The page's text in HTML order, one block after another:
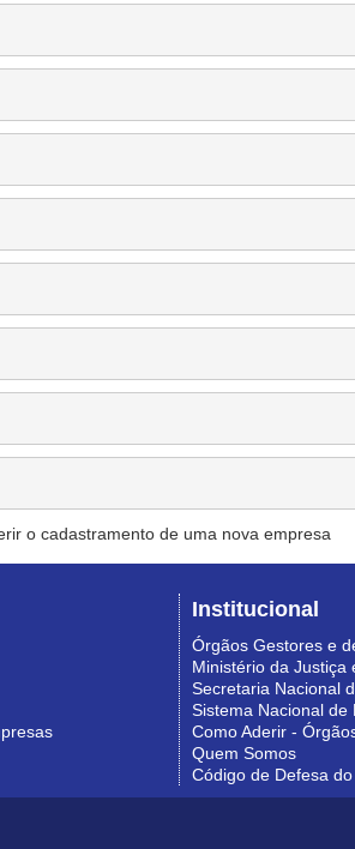
o cadastramento de uma nova empresa
Institucional
Órgãos Gestores e
Ministério da Justiça
Secretaria Nacional
Sistema Nacional de
Como Aderir -
Quem Somos
Código de Defesa